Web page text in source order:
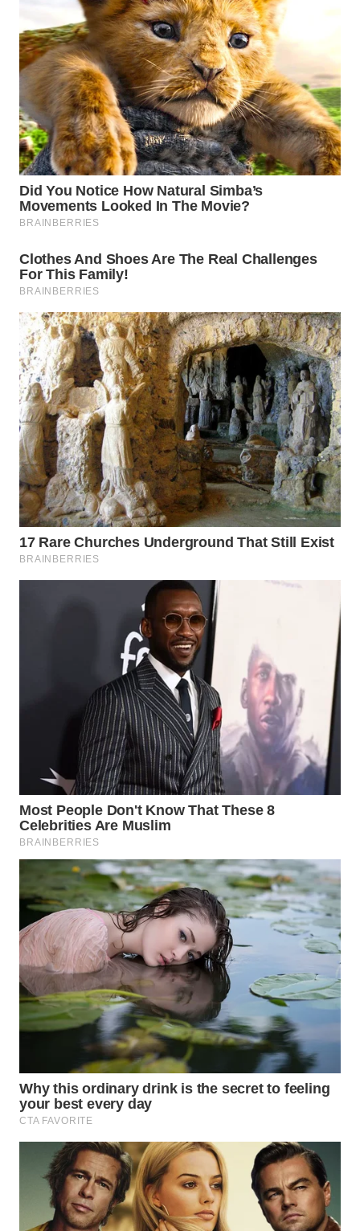
PAKPAK
WN
KARAWANG
WN
BEKASI
WN
BOGOR
WN
DEPOK
WN
TAPANULI
UTARA
WN
SAMOSIR
WN
PADANG
LAWAS
WN
SUMEDANG
TANGERANG
WN
BINJAI
WN
CIREBON
WN
INDRAMAYU
WN
KUNINGAN
WN
WN
SUBANG
WN
SUKABUMI
WN
PURWAKARTA